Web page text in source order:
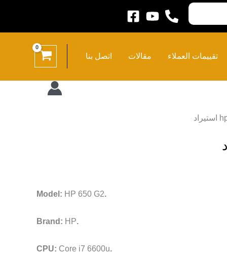
تقييمات العملاء مقالات اتصل بنا
.Model:
HP 650 G2
.Brand:
HP
.CPU:
Core i7 6600u